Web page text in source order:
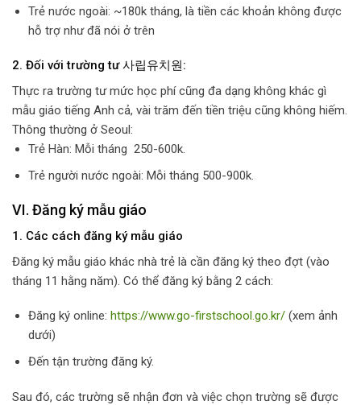
Trẻ nước ngoài: ~180k tháng, là tiền các khoản không được
hỗ trợ như đã nói ở trên
2. Đối với trường tư 사립유치원:
Thực ra trường tư mức học phí cũng đa dạng không khác gì
mẫu giáo tiếng Anh cả, vài trăm đến tiền triệu cũng không hiếm.
Thông thường ở Seoul:
Trẻ Hàn: Mỗi tháng 250-600k.
Trẻ người nước ngoài: Mỗi tháng 500-900k.
VI. Đăng ký mẫu giáo
1. Các cách đăng ký mẫu giáo
Đăng ký mẫu giáo khác nhà trẻ là cần đăng ký theo đợt (vào
tháng 11 hằng năm). Có thể đăng ký bằng 2 cách:
Đăng ký online: https://www.go-firstschool.go.kr/(xem ảnh
dưới)
Đến tận trường đăng ký.
Sau đó, các trường sẽ nhận đơn và việc chọn trường sẽ được